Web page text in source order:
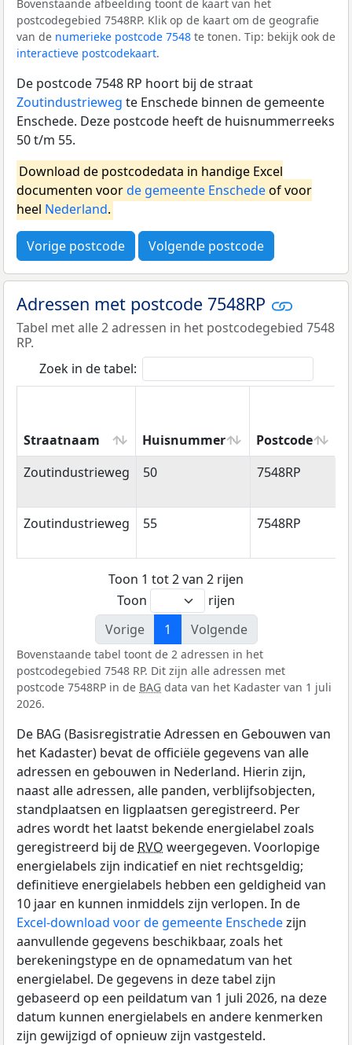
Bovenstaande afbeelding toont de kaart van het
postcodegebied 7548RP. Klik op de kaart om de geografie
van de numerieke postcode 7548 te tonen. Tip: bekijk ook de
interactieve postcodekaart.
De postcode 7548 RP hoort bij de straat
Zoutindustrieweg te Enschede binnen de gemeente
Enschede. Deze postcode heeft de huisnummerreeks
50 t/m 55.
Download de postcodedata in handige Excel
documenten voorde gemeente Enschedeof voor
heel Nederland.
Vorige postcode Volgende postcode
Adressen met postcode 7548RP
Tabel met alle 2 adressen in het postcodegebied 7548
RP.
Zoek in de tabel:
Straatnaam Huisnummer Postcode
Straatnaam
Huisnummer Postcode
Zoutindustrieweg 50 7548RP
Zoutindustrieweg 55 7548RP
Toon 1 tot 2 van 2 rijen
Toon
rijen
Vorige
1 Volgende
Bovenstaande tabel toont de 2 adressen in het
postcodegebied 7548 RP. Dit zijn alle adressen met
postcode 7548RP in de BAG data van het Kadaster van 1 juli
2026.
De BAG (Basisregistratie Adressen en Gebouwen van
het Kadaster) bevat de officiële gegevens van alle
adressen en gebouwen in Nederland. Hierin zijn,
naast alle adressen, alle panden, verblijfsobjecten,
standplaatsen en ligplaatsen geregistreerd. Per
adres wordt het laatst bekende energielabel zoals
geregistreerd bij de RVO weergegeven. Voorlopige
energielabels zijn indicatief en niet rechtsgeldig;
definitieve energielabels hebben een geldigheid van
10 jaar en kunnen inmiddels zijn verlopen. In de
Excel-download voor de gemeente Enschedezijn
aanvullende gegevens beschikbaar, zoals het
berekeningstype en de opnamedatum van het
energielabel. De gegevens in deze tabel zijn
gebaseerd op een peildatum van 1 juli 2026, na deze
datum kunnen energielabels en andere kenmerken
zijn gewijzigd of opnieuw zijn vastgesteld.